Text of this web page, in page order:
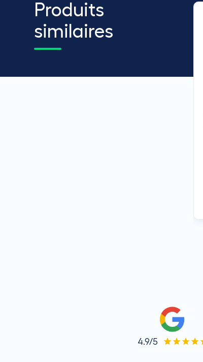
Produits
similaires
4.9/5